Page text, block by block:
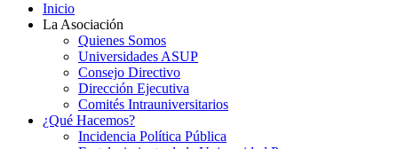
Inicio
La Asociación
Quienes Somos
Universidades ASUP
Consejo Directivo
Dirección Ejecutiva
Comités Intrauniversitarios
¿Qué Hacemos?
Incidencia Política Pública